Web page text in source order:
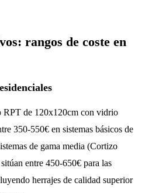
rangos de coste en
RPT de 120x120cm con vidrio
350-550€ en sistemas básicos de
de gama media (Cortizo
entre 450-650€ para las
herrajes de calidad superior